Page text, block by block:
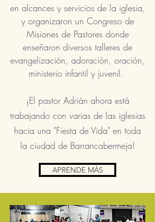
en alcances y servicios de la iglesia,
y organizaron un Congreso de
Misiones de Pastores donde
enseñaron diversos talleres de
evangelización, adoración, oración,
ministerio infantil y juvenil.
¡El pastor Adrián ahora está
trabajando con varias de las iglesias
hacia una "Fiesta de Vida" en toda
la ciudad de Barrancabermeja!
APRENDE MÁS